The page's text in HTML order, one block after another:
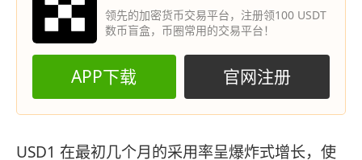
领先的加密货币交易平台，注册领100 USDT
数币盲盒，币圈常用的交易平台！
APP下载 官网注册
USD1 在最初几个月的采用率呈爆炸式增长，使